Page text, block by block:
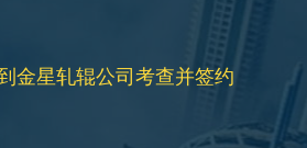
金星轧辊公司考查并签约